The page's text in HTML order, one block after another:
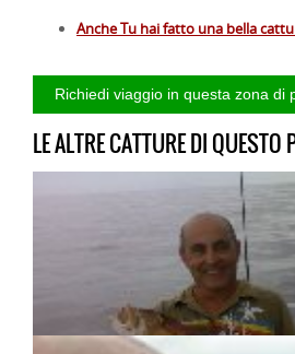
Anche Tu hai fatto una bella
LE ALTRE CATTURE DI QUESTO